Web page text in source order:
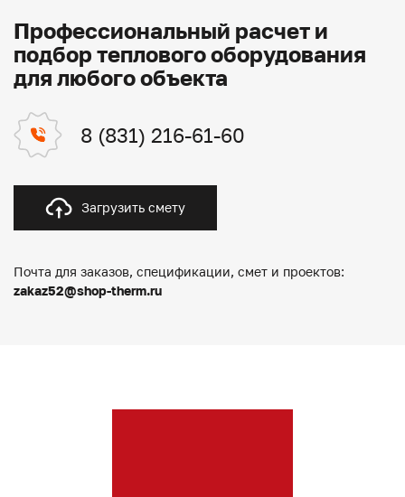
Профессиональный расчет и
подбор теплового оборудования
для любого объекта
8 (831) 216-61-60
Загрузить смету
Почта для заказов, спецификации, смет и проектов:
zakaz52@shop-therm.ru